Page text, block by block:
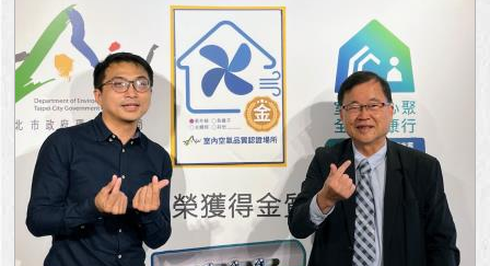
情
系
統
公
民
參
與
專